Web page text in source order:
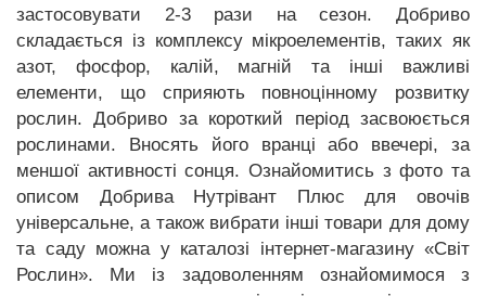
застосовувати 2-3 рази на сезон. Добриво
складається із комплексу мікроелементів, таких як
азот, фосфор, калій, магній та інші важливі
елементи, що сприяють повноцінному розвитку
рослин. Добриво за короткий період засвоюється
рослинами. Вносять його вранці або ввечері, за
меншої активності сонця. Ознайомитись з фото та
описом Добрива Нутрівант Плюс для овочів
універсальне, а також вибрати інші товари для дому
та саду можна у каталозі інтернет-магазину «Світ
Рослин». Ми із задоволенням ознайомимося з